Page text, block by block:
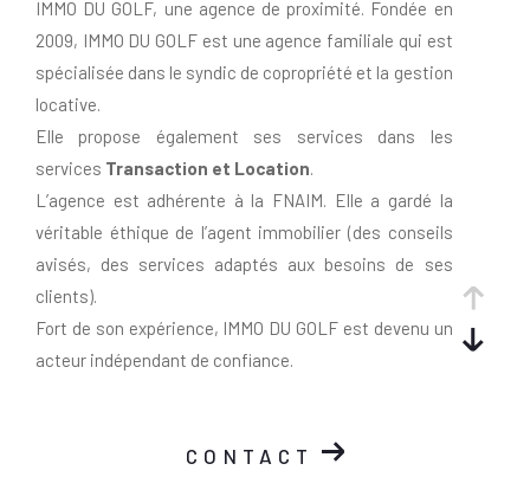
IMMO DU GOLF, une agence de proximité. Fondée en
2009, IMMO DU GOLF est une agence familiale qui est
spécialisée dans le syndic de copropriété et la gestion
locative.
Elle propose également ses services dans les
services Transaction et Location.
L’agence est adhérente à la FNAIM. Elle a gardé la
véritable éthique de l’agent immobilier (des conseils
avisés, des services adaptés aux besoins de ses
clients).
Fort de son expérience, IMMO DU GOLF est devenu un
acteur indépendant de confiance.
CONTACT